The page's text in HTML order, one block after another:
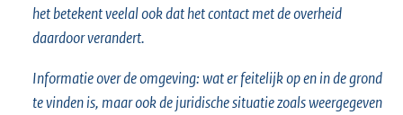
het betekent veelal ook dat het contact met de overheid
daardoor verandert.
Informatie over de omgeving: wat er feitelijk op en in de grond
te vinden is, maar ook de juridische situatie zoals weergegeven